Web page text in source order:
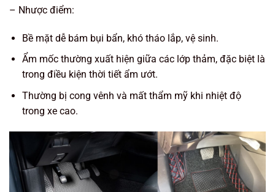
– Nhược điểm:
Bề mặt dễ bám bụi bẩn, khó tháo lắp, vệ sinh.
Ẩm mốc thường xuất hiện giữa các lớp thảm, đặc biệt là
trong điều kiện thời tiết ẩm ướt.
Thường bị cong vênh và mất thẩm mỹ khi nhiệt độ
trong xe cao.